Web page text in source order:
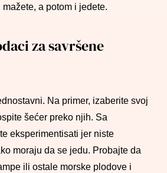
a potom i jedete.
za savršene
Na primer, izaberite svoj
šećer preko njih. Sa
eksperimentisati jer niste
moraju da se jedu. Probajte da
ili ostale morske plodove i